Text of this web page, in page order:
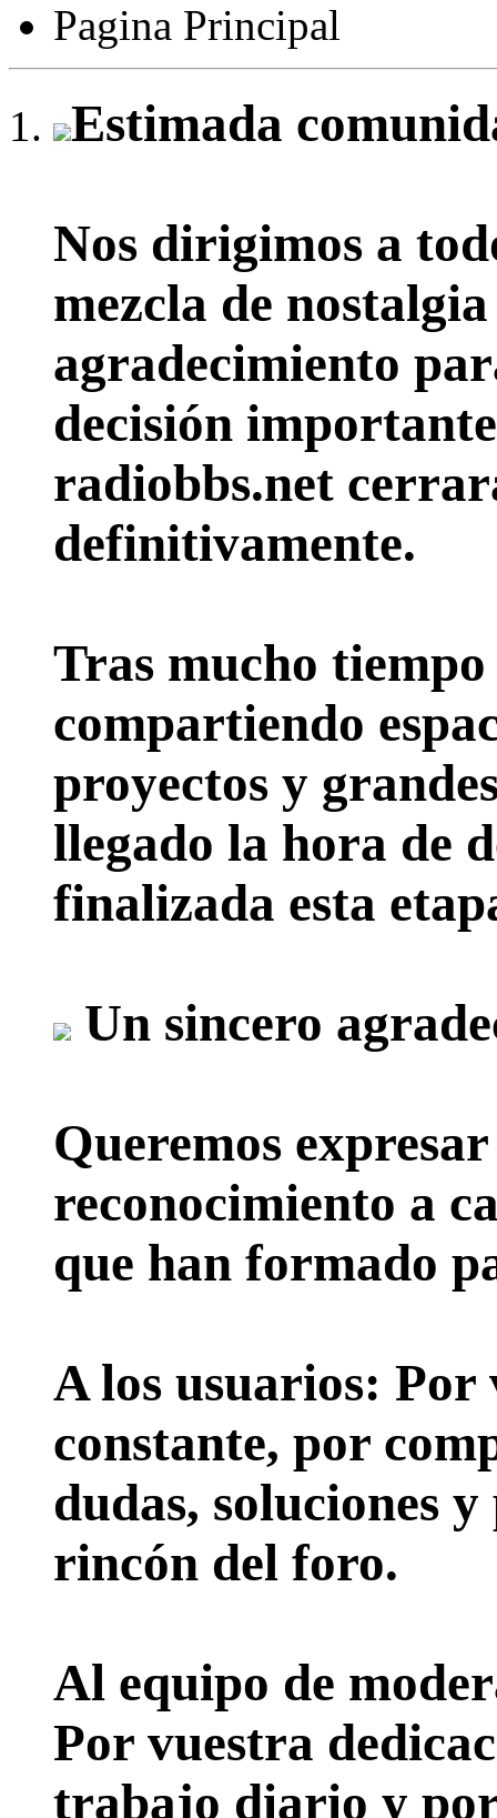
Pagina Principal
Estimada
Nos dirigimos a
mezcla de
agradecimiento
decisión
radiobbs.net
definitivamente.
Tras mucho
compartiendo
proyectos y
llegado la hora de
finalizada esta
Un sincero
Queremos
reconocimiento a
que han formado
A los usuarios: Por
constante, por
dudas, soluciones
rincón del foro.
Al equipo de
Por vuestra
trabajo diario y por